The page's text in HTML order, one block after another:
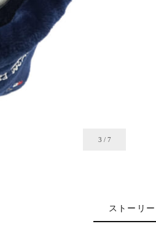
4 / 7
ストーリー